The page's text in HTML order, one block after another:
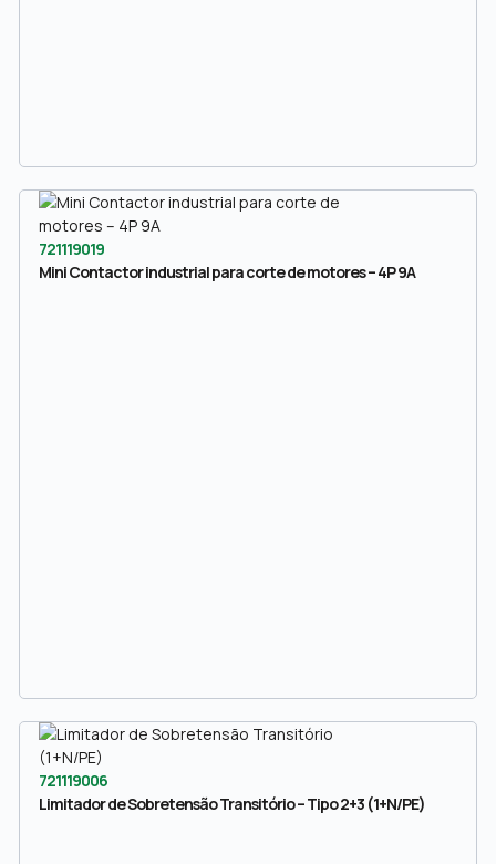
721119019
Mini Contactor industrial para corte de motores – 4P 9A
721119006
Limitador de Sobretensão Transitório – Tipo 2+3 (1+N/PE)